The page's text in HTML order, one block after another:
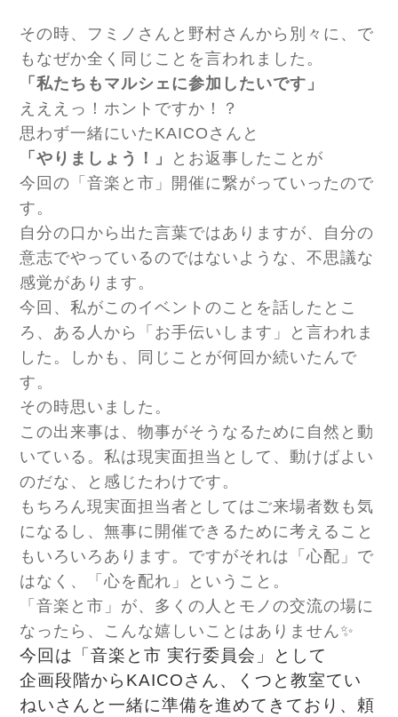
その時、フミノさんと野村さんから別々に、で
もなぜか全く同じことを言われました。
「私たちもマルシェに参加したいです」
えええっ！ホントですか！？
思わず一緒にいたKAICOさんと
「やりましょう！」
とお返事したことが
今回の「音楽と市」開催に繋がっていったので
す。
自分の口から出た言葉ではありますが、自分の
意志でやっているのではないような、不思議な
感覚があります。
今回、私がこのイベントのことを話したとこ
ろ、ある人から「お手伝いします」と言われま
した。しかも、同じことが何回か続いたんで
す。
その時思いました。
この出来事は、物事がそうなるために自然と動
いている。私は現実面担当として、動けばよい
のだな、と感じたわけです。
もちろん現実面担当者としてはご来場者数も気
になるし、無事に開催できるために考えること
もいろいろあります。ですがそれは「心配」で
はなく、「心を配れ」ということ。
「音楽と市」が、多くの人とモノの交流の場に
なったら、こんな嬉しいことはありません✨
今回は「音楽と市 実行委員会」として
企画段階からKAICOさん、くつと教室てい
ねいさんと一緒に準備を進めてきており、頼